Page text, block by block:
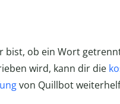
bist, ob ein Wort
wird, kann dir die
von Quillbot